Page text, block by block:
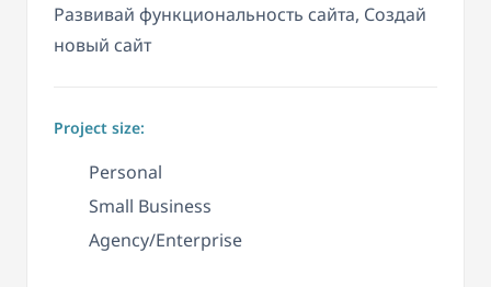
Развивай функциональность сайта, Создай
новый сайт
Project size:
Personal
Small Business
Agency/Enterprise